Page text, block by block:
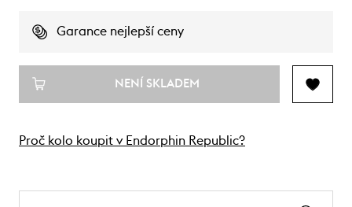
Garance nejlepší ceny
NENÍ SKLADEM
Proč kolo koupit v Endorphin Republic?